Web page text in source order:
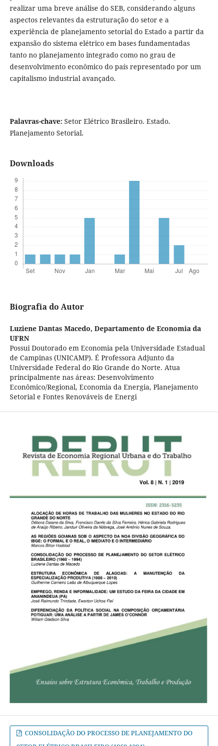
realizar uma breve análise do SEB, considerando alguns
aspectos relevantes da estruturação do setor e a
experiência de planejamento setorial do Estado a partir da
expansão do sistema elétrico em bases fundamentadas
tanto no planejamento integrado como no grau de
desenvolvimento econômico do país representado por um
capitalismo industrial avançado.
Palavras-chave:Setor Elétrico Brasileiro. Estado.
Planejamento Setorial.
Downloads
Biografia do Autor
Luziene Dantas Macedo, Departamento de Economia da
UFRN
Possui Doutorado em Economia pela Universidade Estadual
de Campinas (UNICAMP). É Professora Adjunto da
Universidade Federal do Rio Grande do Norte. Atua
principalmente nas áreas: Desenvolvimento
Econômico/Regional, Economia da Energia, Planejamento
Setorial e Fontes Renováveis de Energi
CONSOLIDAÇÃO DO PROCESSO DE PLANEJAMENTO DO